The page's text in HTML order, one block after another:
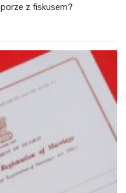
z fiskusem?